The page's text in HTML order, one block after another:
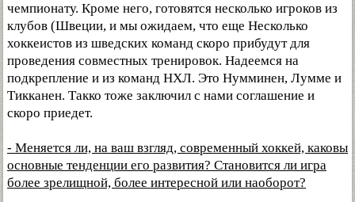
чемпионату. Кроме него, готовятся несколько игроков из
клубов (Швеции, и мы ожидаем, что еще Несколько
хоккеистов из шведских команд скоро прибудут для
проведения совместных тренировок. Надеемся на
подкрепление и из команд НХЛ. Это Нумминен, Лумме и
Тикканен. Такко тоже заключил с нами соглашение и
скоро приедет.
- Меняется ли, на ваш взгляд, современный хоккей, каковы
основные тенденции его развития? Становится ли игра
более зрелищной, более интересной или наоборот?